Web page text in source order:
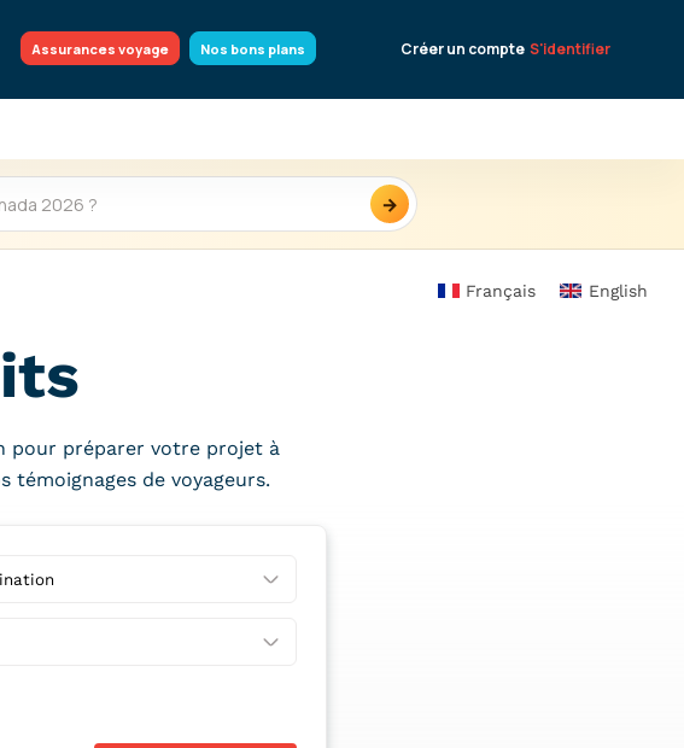
Assurances voyage Nos bons plans Créer un compte S'identifier
→
Français English
pour préparer votre projet à
témoignages de voyageurs.